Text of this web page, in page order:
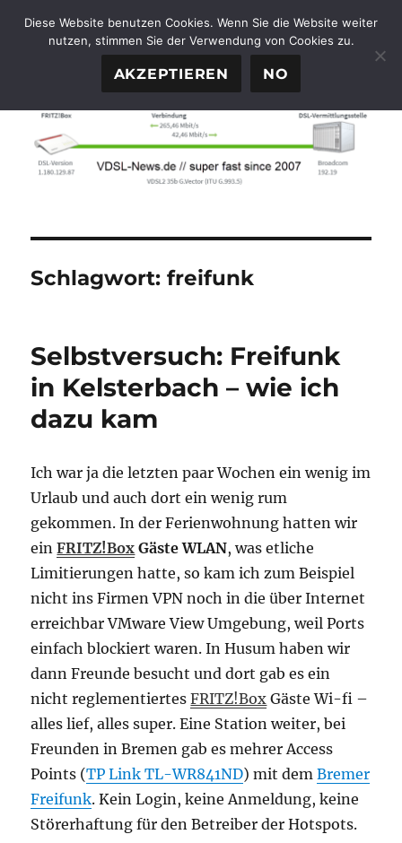
FTTH-News.de
Schlagwort:freifunk
Selbstversuch: Freifunk
in Kelsterbach – wie ich
dazu kam
Ich war ja die letzten paar Wochen ein wenig im
Urlaub und auch dort ein wenig rum
gekommen. In der Ferienwohnung hatten wir
einFRITZ!Box Gäste WLAN, was etliche
Limitierungen hatte, so kam ich zum Beispiel
nicht ins Firmen VPN noch in die über Internet
erreichbar VMware View Umgebung, weil Ports
einfach blockiert waren. In Husum haben wir
dann Freunde besucht und dort gab es ein
nicht reglementiertesFRITZ!Box Gäste Wi-fi –
alles lief, alles super. Eine Station weiter, bei
Freunden in Bremen gab es mehrer Access
Points (TP Link TL-WR841ND) mit demBremer
Freifunk. Kein Login, keine Anmeldung, keine
Störerhaftung für den Betreiber der Hotspots.
Diese Website benutzen Cookies. Wenn Sie die Website weiter
nutzen, stimmen Sie der Verwendung von Cookies zu.
AKZEPTIEREN NO